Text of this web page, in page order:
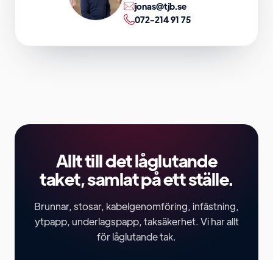
jonas@tjb.se
072-214 91 75
Allt till det låglutande
taket, samlat på ett ställe.
Brunnar, stosar, kabelgenomföring, infästning,
ytpapp, underlagspapp, taksäkerhet. Vi har allt
för låglutande tak.